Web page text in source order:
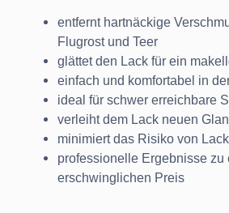
entfernt hartnäckige
Flugrost und Teer
glättet den Lack für ein
einfach und komfortabel in
ideal für schwer erreichbare
verleiht dem Lack neuen
minimiert das Risiko von
professionelle Ergebnisse zu
erschwinglichen Preis